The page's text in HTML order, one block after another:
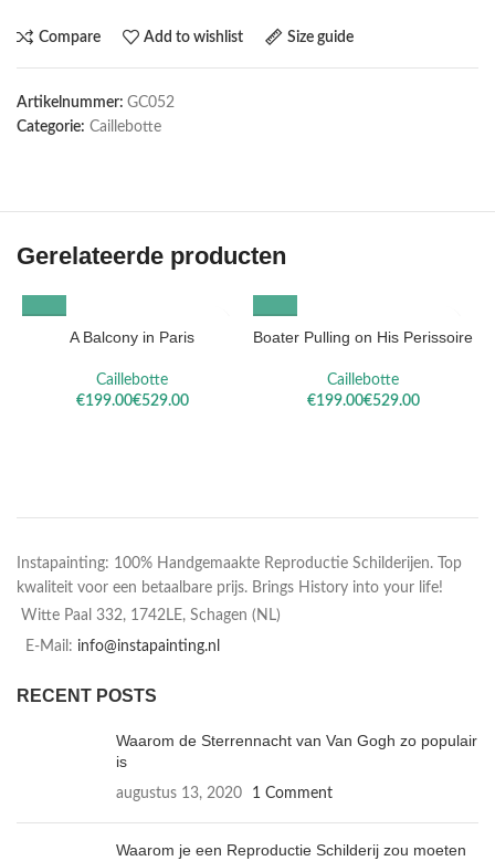
Compare Add to wishlist Size guide
Artikelnummer: GC052
Categorie: Caillebotte
Gerelateerde producten
A Balcony in Paris
Caillebotte
€
€
Boater Pulling on His Perissoire
Caillebotte
€
€
Instapainting: 100% Handgemaakte Reproductie Schilderijen. Top
kwaliteit voor een betaalbare prijs. Brings History into your life!
Witte Paal 332, 1742LE, Schagen (NL)
E-Mail: info@instapainting.nl
RECENT POSTS
Waarom de Sterrennacht van Van Gogh zo populair
is
augustus 13, 2020 1 Comment
Waarom je een Reproductie Schilderij zou moeten